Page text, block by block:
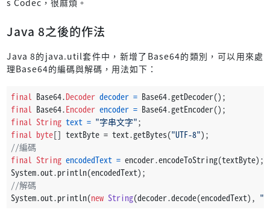
Java 8之後的作法
Java 8的java.util套件中，新增了Base64的類別，可以用來處
理Base64的編碼與解碼，用法如下：
final Base64.Decoder decoder = Base64.getDecoder();
final Base64.Encoder encoder = Base64.getEncoder();
final String text = "字串文字";
final byte[] textByte = text.getBytes("UTF-8");
//編碼
final String encodedText = encoder.encodeToString(textByte);
System.out.println(encodedText);
//解碼
System.out.println(new String(decoder.decode(encodedText),